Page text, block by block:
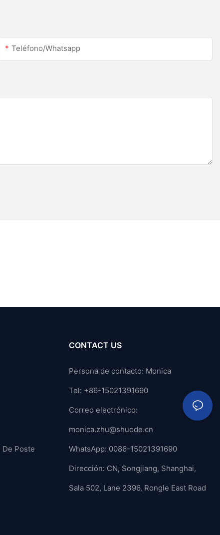
Teléfono/whatsapp
De Poste
CONTACT US
Persona de contacto: Monica
Tel: +86-15021391690
Correo electrónico:
monica.zhu@shuode.cn
WhatsApp: 0086-15021391690
Dirección: CN, Songjiang, Shanghai,
Sala 502, Lane 2396, Rongle East Road